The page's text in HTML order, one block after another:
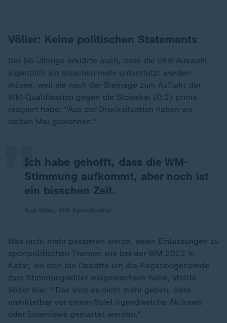
Völler: Keine politischen Statements
Der 66-Jährige erklärte auch, dass die DFB-Auswahl
eigentlich ein bisschen mehr unterstützt werden
müsse, weil sie nach der Blamage zum Auftakt der
WM-Qualifikation gegen die Slowakei (0:2) prima
reagiert habe: "Aus der Drucksituation haben wir
sieben Mal gewonnen."
Ich habe gehofft, dass die WM-
Stimmung aufkommt, aber noch ist
ein bisschen Zeit.
„
Was nicht mehr passieren werde, seien Einlassungen zu
sportpolitischen Themen wie bei der WM 2022 in
Katar, wo sich die Debatte um die Regenbogenbinde
zum Stimmungskiller ausgewachsen habe, stellte
Völler klar. "Das wird es nicht mehr geben, dass
unmittelbar vor einem Spiel irgendwelche Aktionen
oder Interviews gestartet werden."